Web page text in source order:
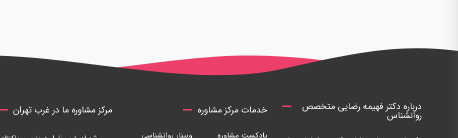
درباره دکتر فهیمه رضایی متخصص
روانشناس خدمات مرکز مشاوره
پادکست مشاوره وبینار روانشناسی
مرکز مشاوره ما در غرب تهران